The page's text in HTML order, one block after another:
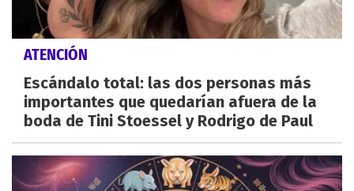
ATENCIÓN
Escándalo total: las dos personas más
importantes que quedarían afuera de la
boda de Tini Stoessel y Rodrigo de Paul